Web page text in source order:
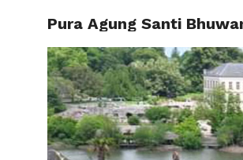
Pura Agung Santi